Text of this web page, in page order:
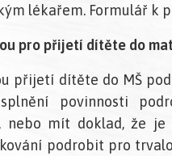
lékařem. Formulář k
pro přijetí dítěte do
přijetí dítěte do MŠ
povinnosti
nebo mít doklad, že
podrobit pro